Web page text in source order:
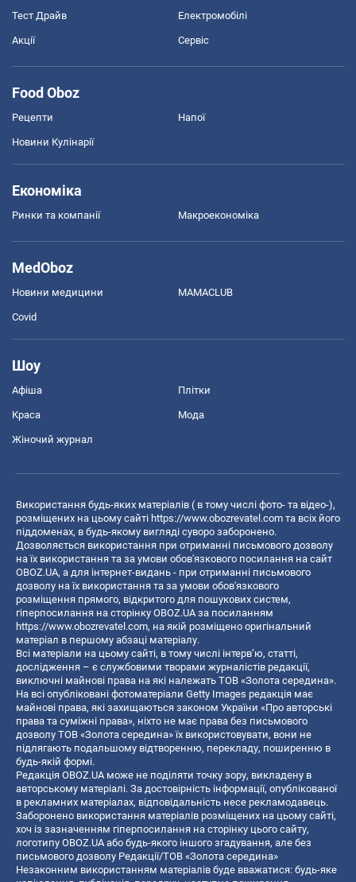
Тест Драйв Електромобілі
Акції Сервіс
Food Oboz
Рецепти Напої
Новини Кулінарії
Економіка
Ринки та компанії Макроекономіка
MedOboz
Новини медицини MAMACLUB
Covid
Шоу
Афіша Плітки
Краса Мода
Жіночий журнал
Використання будь-яких матеріалів ( в тому числі фото- та відео-),
розміщених на цьому сайті https://www.obozrevatel.com та всіх його
піддоменах, в будь-якому вигляді суворо заборонено.
Дозволяється використання при отриманні письмового дозволу
на їх використання та за умови обов'язкового посилання на сайт
OBOZ.UA, а для інтернет-видань - при отриманні письмового
дозволу на їх використання та за умови обов'язкового
розміщення прямого, відкритого для пошукових систем,
гіперпосилання на сторінку OBOZ.UA за посиланням
https://www.obozrevatel.com, на якій розміщено оригінальний
матеріал в першому абзаці матеріалу.
Всі матеріали на цьому сайті, в тому числі інтерв’ю, статті,
дослідження – є службовими творами журналістів редакції,
виключні майнові права на які належать ТОВ «Золота середина».
На всі опубліковані фотоматеріали Getty Images редакція має
майнові права, які захищаються законом України «Про авторські
права та суміжні права», ніхто не має права без письмового
дозволу ТОВ «Золота середина» їх використовувати, вони не
підлягають подальшому відтворенню, перекладу, поширенню в
будь-якій формі.
Редакція OBOZ.UA може не поділяти точку зору, викладену в
авторському матеріалі. За достовірність інформації, опублікованої
в рекламних матеріалах, відповідальність несе рекламодавець.
Заборонено використання матеріалів розміщених на цьому сайті,
хоч із зазначенням гіперпосилання на сторінку цього сайту,
логотипу OBOZ.UA або будь-якого іншого згадування, але без
письмового дозволу Редакції/ТОВ «Золота середина»
Незаконним використанням матеріалів буде вважатися: будь-яке